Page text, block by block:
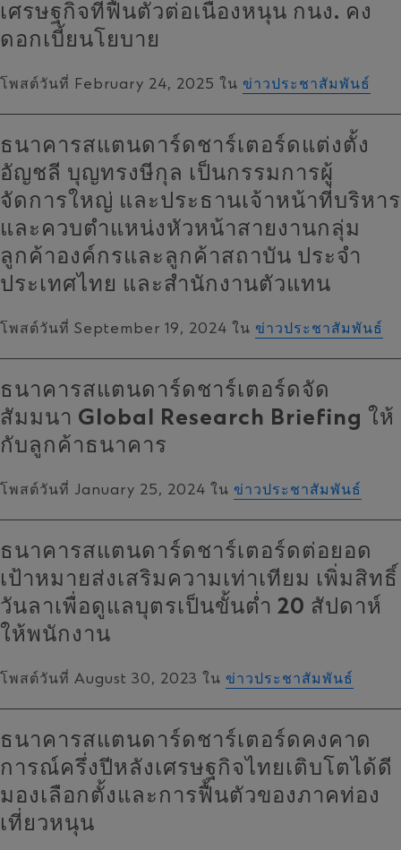
เศรษฐกิจที่ฟื้นตัวต่อเนื่องหนุน กนง. คง
ดอกเบี้ยนโยบาย
โพสต์วันที่ February 24, 2025 ใน ข่าวประชาสัมพันธ์
ธนาคารสแตนดาร์ดชาร์เตอร์ดแต่งตั้ง
อัญชลี บุญทรงษีกุล เป็นกรรมการผู้
จัดการใหญ่ และประธานเจ้าหน้าที่บริหาร
และควบตำแหน่งหัวหน้าสายงานกลุ่ม
ลูกค้าองค์กรและลูกค้าสถาบัน ประจำ
ประเทศไทย และสำนักงานตัวแทน
โพสต์วันที่ September 19, 2024 ใน ข่าวประชาสัมพันธ์
ธนาคารสแตนดาร์ดชาร์เตอร์ดจัด
สัมมนา Global Research Briefing ให้
กับลูกค้าธนาคาร
โพสต์วันที่ January 25, 2024 ใน ข่าวประชาสัมพันธ์
ธนาคารสแตนดาร์ดชาร์เตอร์ดต่อยอด
เป้าหมายส่งเสริมความเท่าเทียม เพิ่มสิทธิ์
วันลาเพื่อดูแลบุตรเป็นขั้นต่ำ 20 สัปดาห์
ให้พนักงาน
โพสต์วันที่ August 30, 2023 ใน ข่าวประชาสัมพันธ์
ธนาคารสแตนดาร์ดชาร์เตอร์ดคงคาด
การณ์ครึ่งปีหลังเศรษฐกิจไทยเติบโตได้ดี
มองเลือกตั้งและการฟื้นตัวของภาคท่อง
เที่ยวหนุน